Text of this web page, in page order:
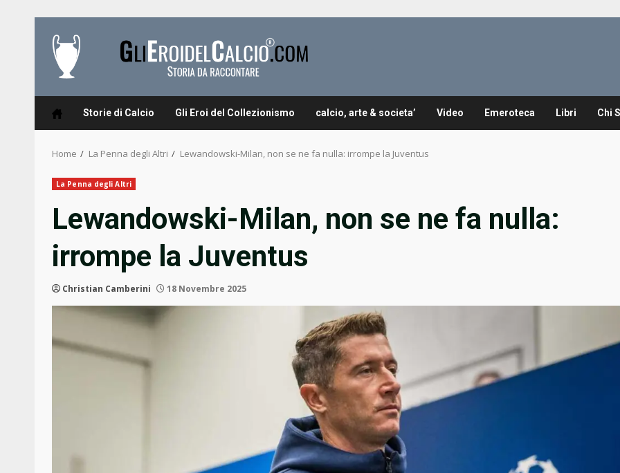
content
Storie di Calcio Gli Eroi del Collezionismo calcio, arte & societa’ Video Emeroteca Libri Chi
Home La Penna degli Altri Lewandowski-Milan, non se ne fa nulla: irrompe la Juventus
La Penna degli Altri
Lewandowski-Milan, non se ne fa nulla:
irrompe la Juventus
Christian Camberini 18 Novembre 2025